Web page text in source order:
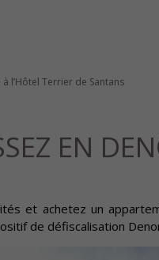
l’Hôtel Terrier de Santans
EN
et achetez un
de défiscalisation